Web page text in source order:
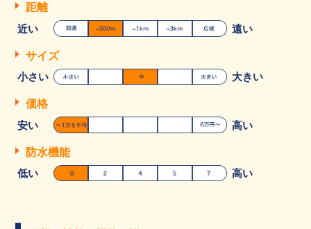
距離
近い
遠い
サイズ
小さい
大きい
価格
安い
高い
防水機能
低い
高い